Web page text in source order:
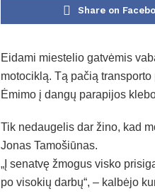
Share on
Eidami miestelio gatvėmis
motociklą. Tą pačią
Ėmimo į dangų parapijos
Tik nedaugelis dar žino, kad
Jonas Tamošiūnas.
„Į senatvę žmogus visko
po visokių darbų“, – kalbėjo